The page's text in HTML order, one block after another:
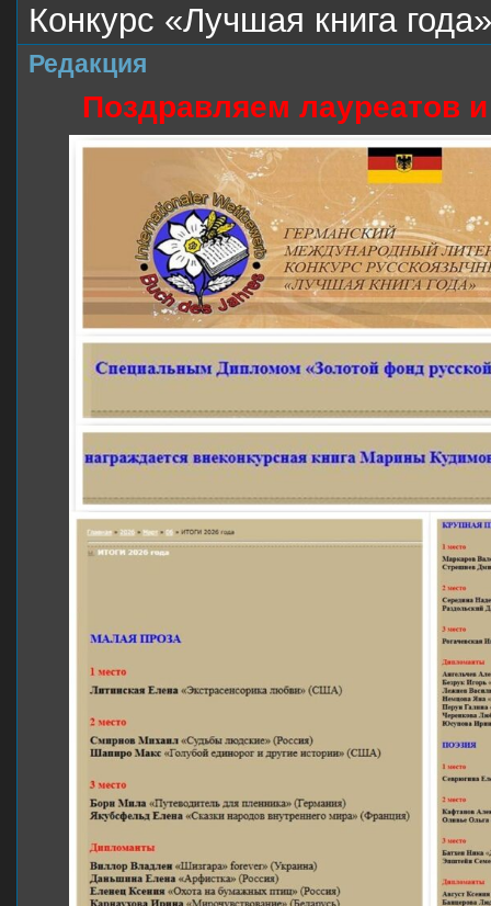
Конкурс «Лучшая книга
Редакция
Поздравляем лауреатов